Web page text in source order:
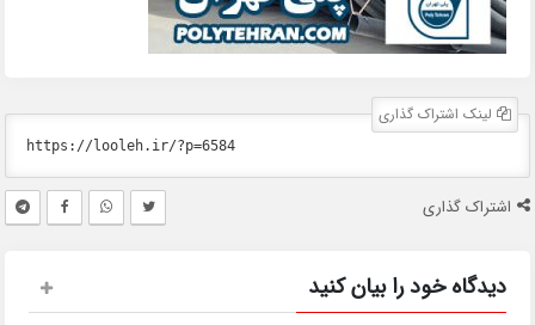
لینک اشتراک گذاری
اشتراک گذاری
دیدگاه خود را بیان کنید